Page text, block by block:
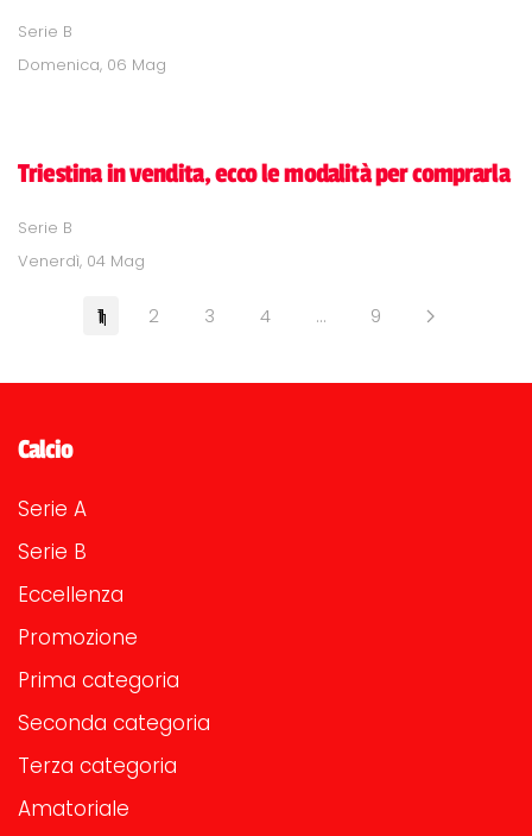
Serie B
Domenica, 06 Mag
Triestina in vendita, ecco le modalità per comprarla
Serie B
Venerdì, 04 Mag
1 2 3 4 … 9
Calcio
Serie A
Serie B
Eccellenza
Promozione
Prima categoria
Seconda categoria
Terza categoria
Amatoriale